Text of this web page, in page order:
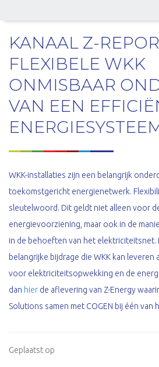
KANAAL Z-
FLEXIBELE WKK
ONMISBAAR
VAN EEN
WKK-installaties zijn een belangrijk
toekomstgericht energienetwerk.
sleutelwoord. Dit geldt niet alleen voor
energievoorziening, maar ook in de
in de behoeften van het elektriciteitsnet.
belangrijke bijdrage die WKK kan
voor elektriciteitsopwekking en de
dan hier de aflevering van Z-Energy
Solutions samen met COGEN bij één van
Geplaatst op